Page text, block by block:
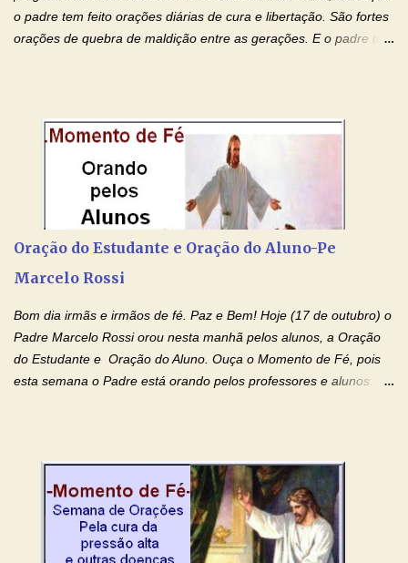
o padre tem feito orações diárias de cura e libertação. São fortes
orações de quebra de maldição entre as gerações. E o padre tem
por estas valiosas orações. Tenham um lindo fim de semana na
paz de Jesus Cristo e no amor de Maria Santíssima. Adriana-
Devoção e Fé Clique para acessar: Facebook Padre Marcelo
Rossi Site Padre Marcelo Rossi (para ouvir o Momento de Fé)
Tocai, Cura! E Restaura! "Jesus, no poder de Seu Nome, peço
gerações, através de todas as raízes da minha árvore
genealógica. Que o Sangue de Jesus, purificador e vivificante,
Oração do Estudante e Oração do Aluno-Pe
Marcelo Rossi
Bom dia irmãs e irmãos de fé. Paz e Bem! Hoje (17 de outubro) o
Padre Marcelo Rossi orou nesta manhã pelos alunos, a Oração
do Estudante e Oração do Aluno. Ouça o Momento de Fé, pois
esta semana o Padre está orando pelos professores e alunos.
intelectualmente e espiritualmente para o dia da prova. Confie no
amor Ágape de Jesus e no amor materno de Nossa Senhora.
Fique com a paz de Jesus e o amor de Maria! Adriana-Devoção e
Fé Oração do Estudante I Senhor, eu sou estudante, e por sinal,
inteligente. Prova isto é o fato de eu estar aqui, conversando com